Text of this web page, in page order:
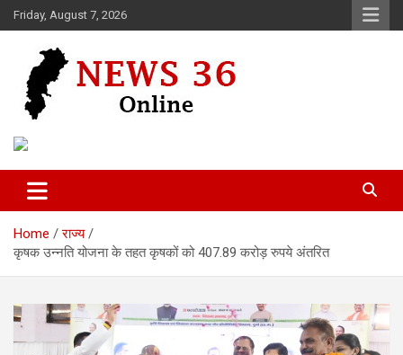
Skip
to
Friday, August 7, 2026
News 36
Home
राज्य
कृषक उन्नति योजना के तहत कृषकों को 407.89 करोड़ रुपये अंतरित